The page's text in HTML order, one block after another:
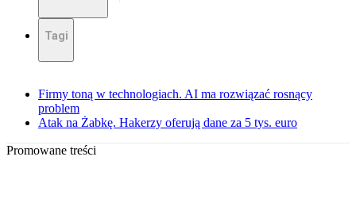
Tagi
Firmy toną w technologiach. AI ma rozwiązać rosnący
problem
Atak na Żabkę. Hakerzy oferują dane za 5 tys. euro
Promowane treści